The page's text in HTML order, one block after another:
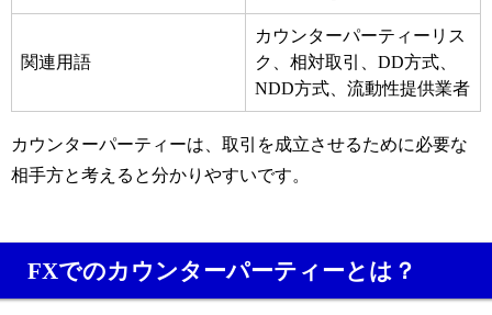
関連用語
カウンターパーティーリス
ク、相対取引、DD方式、
NDD方式、流動性提供業者
カウンターパーティーは、取引を成立させるために必要な
相手方と考えると分かりやすいです。
FXでのカウンターパーティーとは？